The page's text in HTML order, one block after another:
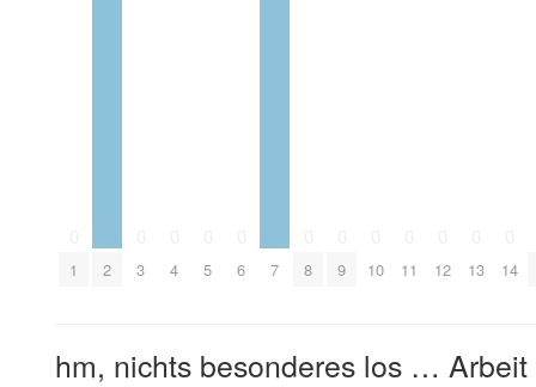
1 2 3 4 5 6 7 8 9 10 11 12 13 14
hm, nichts besonderes los …